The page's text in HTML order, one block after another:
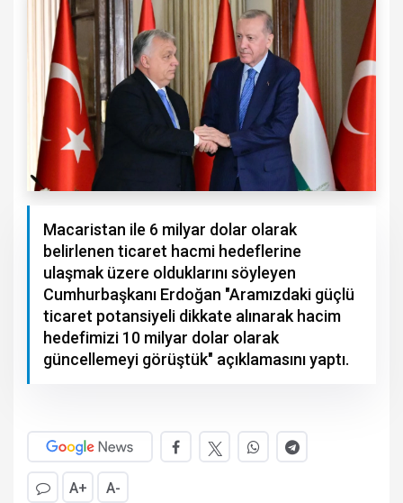
Macaristan ile 6 milyar dolar olarak
belirlenen ticaret hacmi hedeflerine
ulaşmak üzere olduklarını söyleyen
Cumhurbaşkanı Erdoğan "Aramızdaki güçlü
ticaret potansiyeli dikkate alınarak hacim
hedefimizi 10 milyar dolar olarak
güncellemeyi görüştük" açıklamasını yaptı.
A+ A-